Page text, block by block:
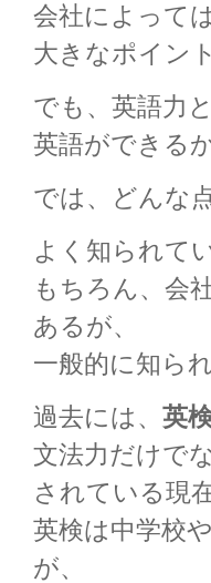
会社によって
大きなポイン
でも、英語力
英語ができる
では、どんな
よく知られて
もちろん、会
あるが、
一般的に知ら
過去には、 英
文法力だけでな
されている現在
英検は中学校
が、